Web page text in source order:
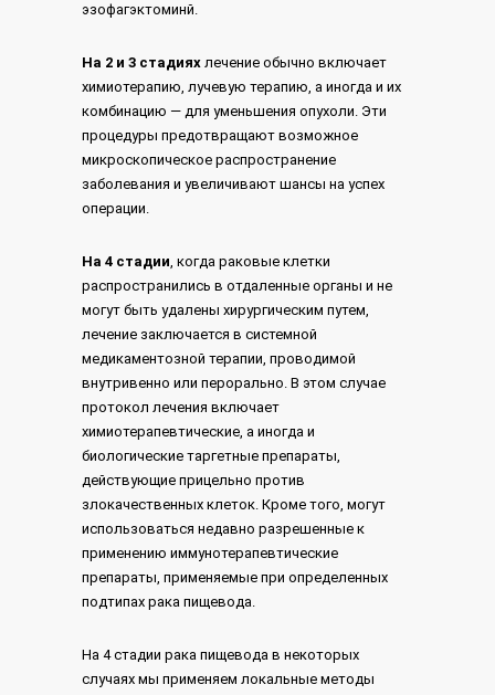
эзофагэктоминй.
На 2 и 3 стадиях лечение обычно включает
химиотерапию, лучевую терапию, а иногда и их
комбинацию — для уменьшения опухоли. Эти
процедуры предотвращают возможное
микроскопическое распространение
заболевания и увеличивают шансы на успех
операции.
На 4 стадии, когда раковые клетки
распространились в отдаленные органы и не
могут быть удалены хирургическим путем,
лечение заключается в системной
медикаментозной терапии, проводимой
внутривенно или перорально. В этом случае
протокол лечения включает
химиотерапевтические, а иногда и
биологические таргетные препараты,
действующие прицельно против
злокачественных клеток. Кроме того, могут
использоваться недавно разрешенные к
применению иммунотерапевтические
препараты, применяемые при определенных
подтипах рака пищевода.
На 4 стадии рака пищевода в некоторых
случаях мы применяем локальные методы